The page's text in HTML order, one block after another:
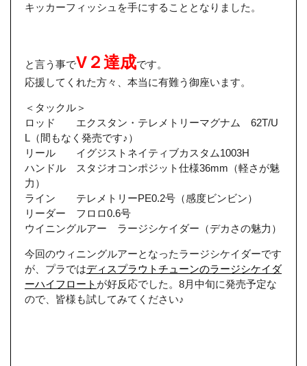
キッカーフィッシュを手にすることとなりました。
と言う事でV２達成です。
応援してくれた方々、本当に有難う御座います。
＜タックル＞
ロッド エクスタン・テレメトリーマグナム 62T/U
L（間もなく発売です♪）
リール イグジストネイティブカスタム1003H
ハンドル スタジオコンポジット仕様36mm（軽さが魅
力）
ライン テレメトリーPE0.2号（感度ビンビン）
リーダー フロロ0.6号
ウイニングルアー ラージシケイダー（デカさの魅力）
今回のウィニングルアーとなったラージシケイダーです
が、プラではディスプラウトチューンのラージシケイダ
ーハイフロート が好反応でした。8月中旬に発売予定な
ので、皆様も試してみてください♪